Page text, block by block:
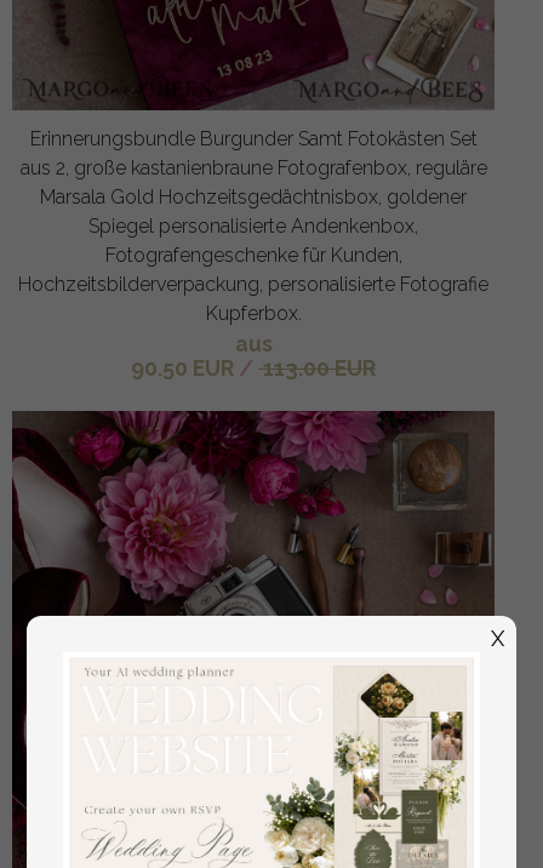
Erinnerungsbundle Burgunder Samt Fotokästen Set
aus 2, große kastanienbraune Fotografenbox, reguläre
Marsala Gold Hochzeitsgedächtnisbox, goldener
Spiegel personalisierte Andenkenbox,
Fotografengeschenke für Kunden,
Hochzeitsbilderverpackung, personalisierte Fotografie
Kupferbox.
aus
90.50 EUR / 113.00 EUR
X